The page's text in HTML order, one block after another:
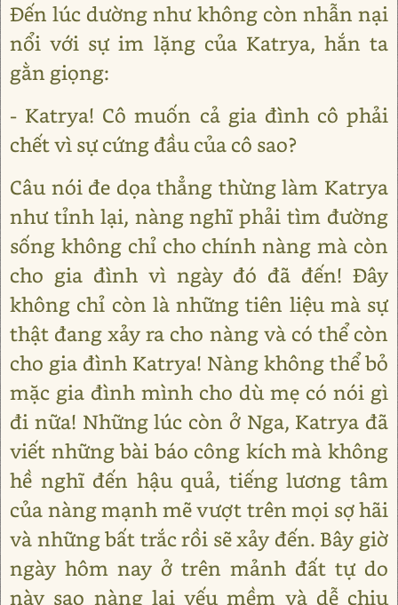
Đến lúc dường như không còn nhẫn nại
nổi với sự im lặng của Katrya, hắn ta
gằn giọng:
- Katrya! Cô muốn cả gia đình cô phải
chết vì sự cứng đầu của cô sao?
Câu nói đe dọa thẳng thừng làm Katrya
như tỉnh lại, nàng nghĩ phải tìm đường
sống không chỉ cho chính nàng mà còn
cho gia đình vì ngày đó đã đến! Đây
không chỉ còn là những tiên liệu mà sự
thật đang xảy ra cho nàng và có thể còn
cho gia đình Katrya! Nàng không thể bỏ
mặc gia đình mình cho dù mẹ có nói gì
đi nữa! Những lúc còn ở Nga, Katrya đã
viết những bài báo công kích mà không
hề nghĩ đến hậu quả, tiếng lương tâm
của nàng mạnh mẽ vượt trên mọi sợ hãi
và những bất trắc rồi sẽ xảy đến. Bây giờ
ngày hôm nay ở trên mảnh đất tự do
này sao nàng lại yếu mềm và dễ chịu